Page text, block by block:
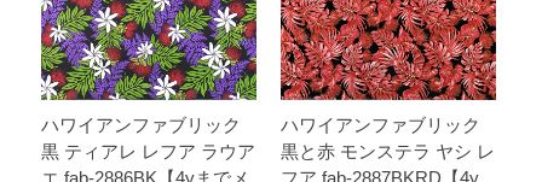
ハワイアンファブリック
黒 ティアレ レフア ラウア
エ fab-2886BK【4yまでメ
ハワイアンファブリック
黒と赤 モンステラ ヤシ レ
フア fab-2887BKRD【4y